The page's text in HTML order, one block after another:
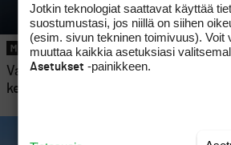
MAINOS
Vaikuttava Rock Golf mullistaa
kentästä
Jotkin teknologiat saattavat käyttää
suostumustasi, jos niillä on siihen
(esim. sivun tekninen toimivuus). Voit
muuttaa kaikkia asetuksiasi
Asetukset -painikkeen.